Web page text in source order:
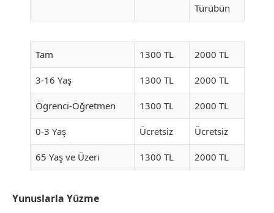
Türübün
Tam 1300 TL 2000 TL
3-16 Yaş 1300 TL 2000 TL
Ögrenci-Öğretmen 1300 TL 2000 TL
0-3 Yaş Ücretsiz Ücretsiz
65 Yaş ve Üzeri 1300 TL 2000 TL
Yunuslarla Yüzme